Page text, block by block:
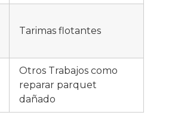
Tarimas flotantes
Otros Trabajos como
reparar parquet
dañado